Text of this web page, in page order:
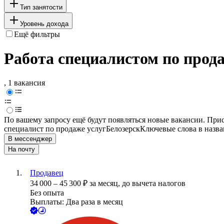
Тип занятости
Уровень дохода
Ещё фильтры
Работа специалистом по
, 1 вакансия
По вашему запросу ещё будут появляться новые вакансии.
специалист по продаже услугБелозерскКлючевые слова в
В мессенджер
На почту
Продавец
34 000 – 45 300 ₽ за месяц, до вычета налогов
Без опыта
Выплаты: Два раза в месяц